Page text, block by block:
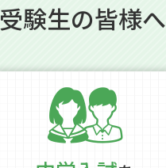
受験生の皆様へ